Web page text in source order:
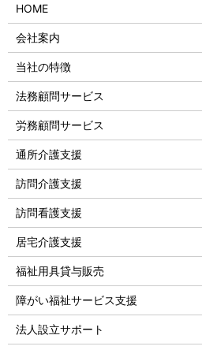
HOME
会社案内
当社の特徴
法務顧問サービス
労務顧問サービス
通所介護支援
訪問介護支援
訪問看護支援
居宅介護支援
福祉用具貸与販売
障がい福祉サービス支援
法人設立サポート